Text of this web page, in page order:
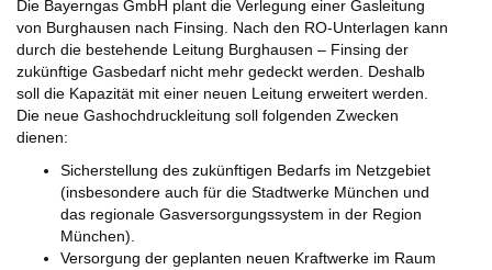
Die Bayerngas GmbH plant die Verlegung einer Gasleitung
von Burghausen nach Finsing. Nach den RO-Unterlagen kann
durch die bestehende Leitung Burghausen – Finsing der
zukünftige Gasbedarf nicht mehr gedeckt werden. Deshalb
soll die Kapazität mit einer neuen Leitung erweitert werden.
Die neue Gashochdruckleitung soll folgenden Zwecken
dienen:
Sicherstellung des zukünftigen Bedarfs im Netzgebiet
(insbesondere auch für die Stadtwerke München und
das regionale Gasversorgungssystem in der Region
München).
Versorgung der geplanten neuen Kraftwerke im Raum